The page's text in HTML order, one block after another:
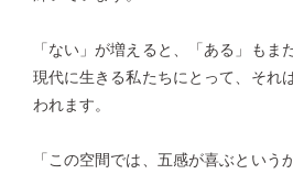
「ない」が増えると、「ある」もま
現代に生きる私たちにとって、それ
われます。
「この空間では、五感が喜ぶという